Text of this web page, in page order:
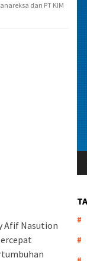
dan PT KIM
Afif Nasution